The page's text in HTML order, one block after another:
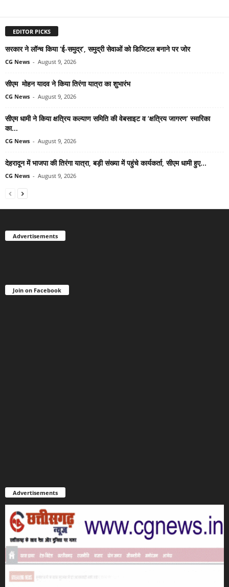
EDITOR PICKS
सरकार ने लॉन्च किया ‘ई-समुद्र’, समुद्री सेवाओं को डिजिटल बनाने पर जोर
CG News - August 9, 2026
सीएम मोहन यादव ने किया तिरंगा यात्रा का शुभारंभ
CG News - August 9, 2026
सीएम धामी ने किया क्षत्रिय कल्याण समिति की वेबसाइट व ‘क्षत्रिय जागरण’ स्मारिका
का...
CG News - August 9, 2026
देहरादून में भाजपा की तिरंगा यात्रा, बड़ी संख्या में पहुंचे कार्यकर्ता, सीएम धामी हुए...
CG News - August 9, 2026
Advertisements
Join on Facebook
Advertisements